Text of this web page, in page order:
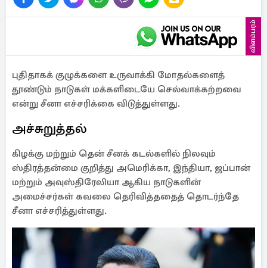
விளம்பரம்
புதிதாகக் குழுக்களை உருவாக்கி மோதல்களைத்
தூண்டும் நாடுகள் மக்களிடையே செல்வாக்கற்றவை
என்று சீனா எச்சரிக்கை விடுத்துள்ளது.
அச்சுறுத்தல்
கிழக்கு மற்றும் தென் சீனக் கடல்களில் நிலவும்
ஸ்திரத்தன்மை குறித்து அமெரிக்கா, இந்தியா, ஜப்பான்
மற்றும் அவுஸ்திரேலியா ஆகிய நாடுகளின்
அமைச்சர்கள் கவலை தெரிவித்ததைத் தொடர்ந்தே
சீனா எச்சரித்துள்ளது.